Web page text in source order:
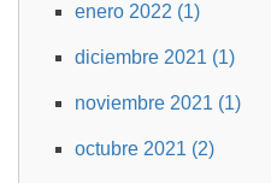
enero 2022 (1)
diciembre 2021 (1)
noviembre 2021 (1)
octubre 2021 (2)